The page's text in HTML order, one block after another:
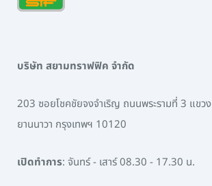
บริษัท สยามทราฟฟิค จำกัด
203 ซอยโชคชัยจงจำเริญ ถนนพระรามที่ 3 แขว
ยานนาวา กรุงเทพฯ 10120
เปิดทำการ: จันทร์ - เสาร์ 08.30 - 17.30 น.